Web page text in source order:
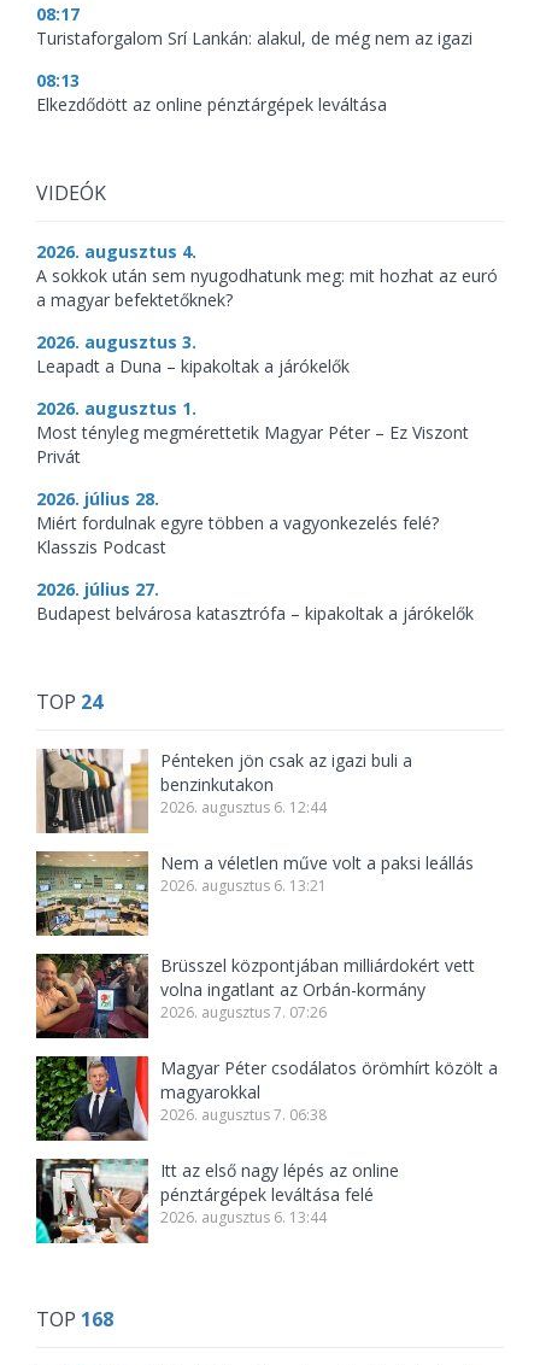
08:17
Turistaforgalom Srí Lankán: alakul, de még nem az igazi
08:13
Elkezdődött az online pénztárgépek leváltása
VIDEÓK
2026. augusztus 4.
A sokkok után sem nyugodhatunk meg: mit hozhat az euró
a magyar befektetőknek?
2026. augusztus 3.
Leapadt a Duna – kipakoltak a járókelők
2026. augusztus 1.
Most tényleg megmérettetik Magyar Péter – Ez Viszont
Privát
2026. július 28.
Miért fordulnak egyre többen a vagyonkezelés felé?
Klasszis Podcast
2026. július 27.
Budapest belvárosa katasztrófa – kipakoltak a járókelők
TOP 24
Pénteken jön csak az igazi buli a
benzinkutakon
2026. augusztus 6. 12:44
Nem a véletlen műve volt a paksi leállás
2026. augusztus 6. 13:21
Brüsszel központjában milliárdokért vett
volna ingatlant az Orbán-kormány
2026. augusztus 7. 07:26
Magyar Péter csodálatos örömhírt közölt a
magyarokkal
2026. augusztus 7. 06:38
Itt az első nagy lépés az online
pénztárgépek leváltása felé
2026. augusztus 6. 13:44
TOP 168